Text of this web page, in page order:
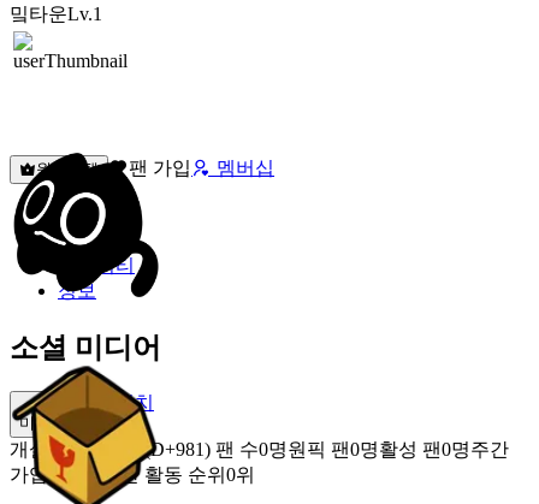
밐타운Lv.1
원픽선택 팬 가입 멤버십
밐타운
피드
커뮤니티
정보
소셜 미디어
미밐 공유
트위치
개설 2023.11.29 (D+981) 팬 수0명원픽 팬0명활성 팬0명주간
가입 팬 0명주간 활동 순위 0위